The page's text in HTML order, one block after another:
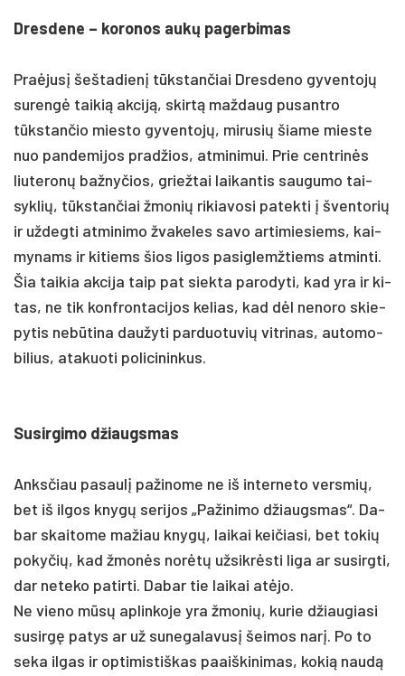
Dres­de­ne – ko­ro­nos aukų pa­ger­bi­mas
Praė­jusį šeš­ta­dienį tūkstan­čiai Dres­de­no ­gy­ven­tojų
su­rengė tai­kią ak­ciją, skirtą maž­daug pu­sant­ro
tūkstan­čio mies­to gy­ven­tojų, mi­ru­sių šia­me mies­te
nuo pan­de­mi­jos pra­džios, at­mi­ni­mui. Prie cent­rinės
liu­te­ronų baž­ny­čios, griež­tai lai­kan­tis sau­gu­mo tai­
syk­lių, tūkstan­čiai žmo­nių ri­kia­vo­si pa­tek­ti į šven­to­rių
ir už­deg­ti at­mi­ni­mo žva­ke­les sa­vo ar­ti­mie­siems, kai­
my­nams ir ki­tiems šios li­gos pa­si­glemž­tiems at­min­ti.
Šia tai­kia ak­ci­ja taip pat siek­ta pa­ro­dy­ti, kad yra ir ki­
tas, ne tik konf­ron­ta­ci­jos ke­lias, kad dėl ne­no­ro skie­
py­tis ne­būti­na dau­žy­ti par­duo­tu­vių vit­ri­nas, au­to­mo­
bi­lius, ata­kuo­ti po­li­ci­nin­kus.
Su­sir­gi­mo džiaugs­mas
Anks­čiau pa­saulį pa­ži­no­me ne iš in­ter­ne­to vers­mių,
bet iš il­gos knygų se­ri­jos „Pa­ži­ni­mo džiaugs­mas“. Da­
bar skai­to­me ma­žiau knygų, lai­kai kei­čia­si, bet to­kių
po­ky­čių, kad žmonės norėtų už­sikrės­ti li­ga ar su­si­rgti,
dar ne­te­ko pa­tir­ti. Da­bar tie lai­kai at­ėjo.
Ne vie­no mūsų ap­lin­ko­je yra žmo­nių, ku­rie džiau­gia­si
su­si­rgę pa­tys ar už su­ne­ga­la­vusį šei­mos narį. Po to
se­ka il­gas ir op­ti­mis­tiš­kas paaiš­ki­ni­mas, ko­kią naudą